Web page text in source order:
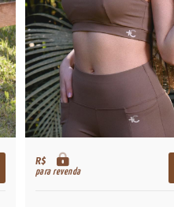
R$
para revenda